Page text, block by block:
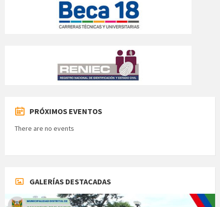
PRÓXIMOS EVENTOS
There are no events
GALERÍAS DESTACADAS